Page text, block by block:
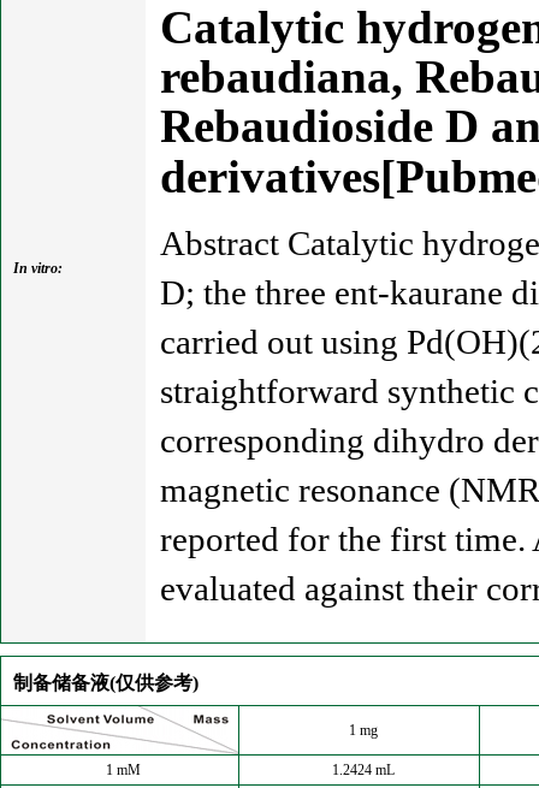
In vitro:
Catalytic
rebaudiana,
Rebaudioside D
Abstract Catalytic
D; the three ent-kaurane
carried out using
straightforward synthetic
corresponding dihydro
magnetic resonance
reported for the first time.
evaluated against their
制备储备液(仅供参考)
1 mg
1 mM
1.2424 mL